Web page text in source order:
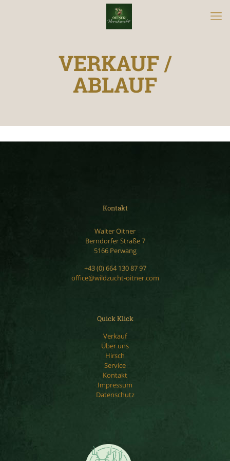
VERKAUF /
ABLAUF
Kontakt
Walter Oitner
Berndorfer Straße 7
5166 Perwang
+43 (0) 664 130 87 97
office@wildzucht-oitner.com
Quick Klick
Verkauf
Über uns
Hirsch
Service
Kontakt
Impressum
Datenschutz